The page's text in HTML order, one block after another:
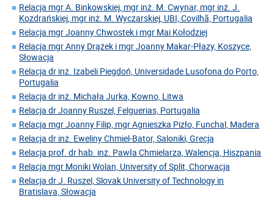
Relacja mgr A. Binkowskiej, mgr inż. M. Cwynar, mgr inż. J.
Kozdrańskiej, mgr inż. M. Wyczarskiej, UBI, Covilhã, Portugalia
Relacja mgr Joanny Chwostek i mgr Mai Kołodziej
Relacja mgr Anny Drążek i mgr Joanny Makar-Płazy, Koszyce,
Słowacja
Relacja dr inż. Izabeli Piegdoń, Universidade Lusofona do Porto,
Portugalia
Relacja dr inż. Michała Jurka, Kowno, Litwa
Relacja dr Joanny Ruszel, Felguerias, Portugalia
Relacja mgr Joanny Filip, mgr Agnieszka Pizło, Funchal, Madera
Relacja dr inż. Eweliny Chmiel-Bator, Saloniki, Grecja
Relacja prof. dr hab. inż. Pawła Chmielarza, Walencja, Hiszpania
Relacja mgr Moniki Wolan, University of Split, Chorwacja
Relacja dr J. Ruszel, Slovak University of Technology in
Bratislava, Słowacja